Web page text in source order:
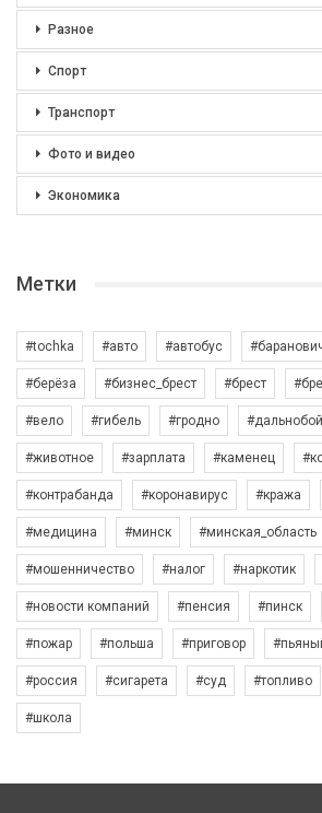
Разное
Спорт
Транспорт
Фото и видео
Экономика
Метки
#tochka #авто #автобус
#берёза #бизнес_брест #брест
#вело #гибель #гродно
#животное #зарплата #каменец
#контрабанда #коронавирус #кража
#медицина #минск #минская_область
#мошенничество #налог #наркотик
#новости компаний #пенсия #пинск
#пожар #польша #приговор
#россия #сигарета #суд #топливо
#школа